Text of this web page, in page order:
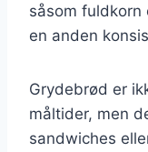
såsom
en anden
Grydebrød er
måltider, men
sandwiches